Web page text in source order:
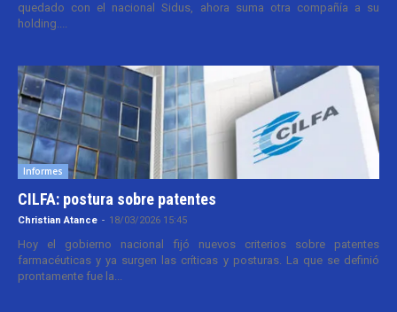
quedado con el nacional Sidus, ahora suma otra compañía a su
holding....
Informes
CILFA: postura sobre patentes
Christian Atance - 18/03/2026 15:45
Hoy el gobierno nacional fijó nuevos criterios sobre patentes
farmacéuticas y ya surgen las críticas y posturas. La que se definió
prontamente fue la...